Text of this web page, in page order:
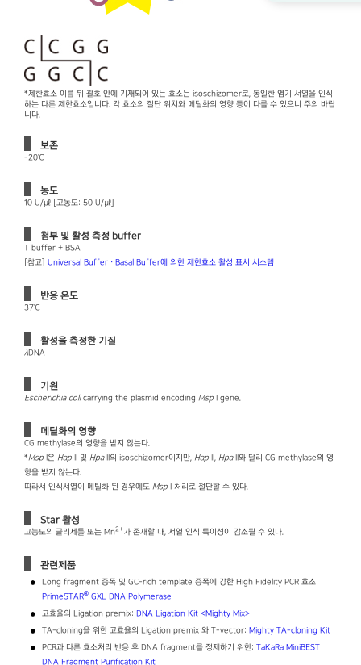
*제한효소 이름 뒤 괄호 안에 기재되어 있는 효소는 isoschizomer로, 동일한 염기 서열을 인식
하는 다른 제한효소입니다. 각 효소의 절단 위치와 메틸화의 영향 등이 다를 수 있으니 주의 바랍
니다.
보존
-20℃
농도
10 U/㎕ [고농도: 50 U/㎕]
첨부 및 활성 측정 buffer
T buffer + BSA
[참고] Universal Buffer · Basal Buffer에 의한 제한효소 활성 표시 시스템
반응 온도
37℃
활성을 측정한 기질
λDNA
기원
Escherichia colicarrying the plasmid encoding Msp I gene.
메틸화의 영향
CG methylase의 영향을 받지 않는다.
*Msp I은 Hap II 및 HpaII의 isoschizomer이지만, Hap II, HpaII와 달리 CG methylase의 영
향을 받지 않는다.
따라서 인식서열이 메틸화 된 경우에도 Msp I 처리로 절단할 수 있다.
Star 활성
고농도의 글리세롤 또는 Mn2+가 존재할 때, 서열 인식 특이성이 감소될 수 있다.
관련제품
Long fragment 증폭 및 GC-rich template 증폭에 강한 High Fidelity PCR 효소:
PrimeSTAR® GXL DNA Polymerase
고효율의 Ligation premix: DNA Ligation Kit ＜Mighty Mix＞
TA-cloning을 위한 고효율의 Ligation premix 와 T-vector: Mighty TA-cloning Kit
PCR과 다른 효소처리 반응 후 DNA fragment를 정제하기 위한: TaKaRa MiniBEST
DNA Fragment Purification Kit